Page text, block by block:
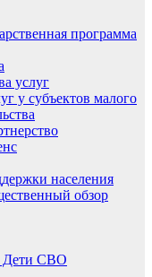
программа
услуг
у субъектов малого
населения
обзор
Дети СВО